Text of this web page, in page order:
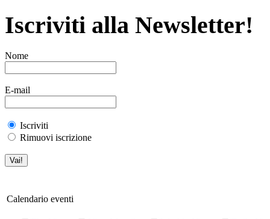
Iscriviti alla Newsletter!
Nome
E-mail
Iscriviti
Rimuovi iscrizione
Calendario eventi